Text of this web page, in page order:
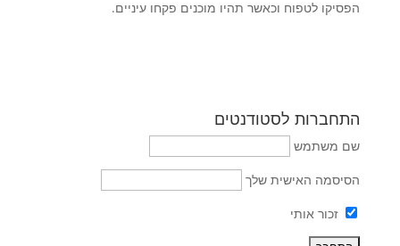
הפסיקו לטפוח וכאשר תהיו מוכנים פקחו עיניים.
התחברות לסטודנטים
שם משתמש
הסיסמה האישית שלך
זכור אותי